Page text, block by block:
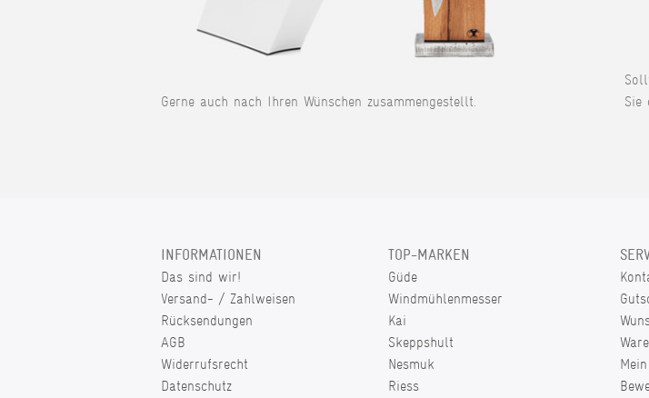
Gerne auch nach Ihren Wünschen zusammengestellt.
Sie
INFORMATIONEN
Das sind wir!
Versand- / Zahlweisen
Rücksendungen
AGB
Widerrufsrecht
Datenschutz
TOP-MARKEN
Güde
Windmühlenmesser
Kai
Skeppshult
Nesmuk
Riess